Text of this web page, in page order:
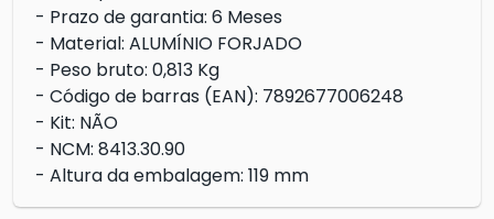
- Prazo de garantia: 6 Meses
- Material: ALUMÍNIO FORJADO
- Peso bruto: 0,813 Kg
- Código de barras (EAN): 7892677006248
- Kit: NÃO
- NCM: 8413.30.90
- Altura da embalagem: 119 mm